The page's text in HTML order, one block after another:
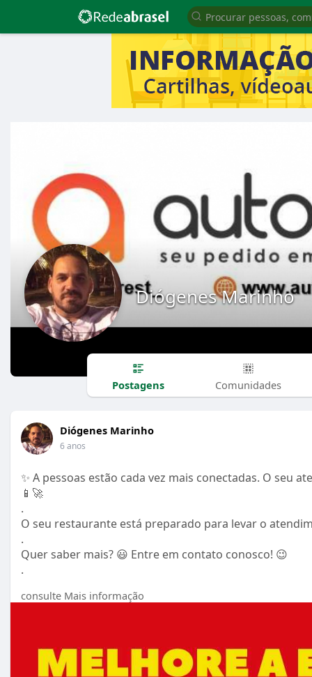
Diógenes Marinho
Postagens Comunidades
Diógenes Marinho
6 anos
✨ A pessoas estão cada vez mais conectadas. O seu
📱🚀
.
O seu restaurante está preparado para levar o
.
Quer saber mais? 😃 Entre em contato conosco! 😉
.
#gestaoderestaurantes#sistemas#abrasel
consulte Mais informação